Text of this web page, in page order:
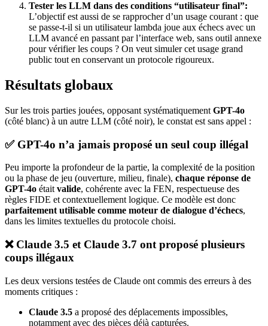
Tester les LLM dans des conditions “utilisateur final”:
L’objectif est aussi de se rapprocher d’un usage courant : que
se passe-t-il si un utilisateur lambda joue aux échecs avec un
LLM avancé en passant par l’interface web, sans outil annexe
pour vérifier les coups ? On veut simuler cet usage grand
public tout en conservant un protocole rigoureux.
Résultats globaux
Sur les trois parties jouées, opposant systématiquement GPT-4o
(côté blanc) à un autre LLM (côté noir), le constat est sans appel :
✅ GPT-4o n’a jamais proposé un seul coup illégal
Peu importe la profondeur de la partie, la complexité de la position
ou la phase de jeu (ouverture, milieu, finale), chaque réponse de
GPT-4o étaitvalide, cohérente avec la FEN, respectueuse des
règles FIDE et contextuellement logique. Ce modèle est donc
parfaitement utilisable comme moteur de dialogue d’échecs,
dans les limites textuelles du protocole choisi.
❌ Claude 3.5 et Claude 3.7 ont proposé plusieurs
coups illégaux
Les deux versions testées de Claude ont commis des erreurs à des
moments critiques :
Claude 3.5 a proposé des déplacements impossibles,
notamment avec des pièces déjà capturées.